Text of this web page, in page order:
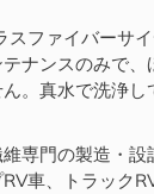
スファイバーサ
ナンスのみで、
。真水で洗浄し
専門の製造・設
車、トラック